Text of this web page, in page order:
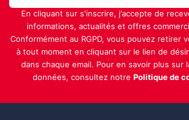
En cliquant sur s'inscrire, j’accepte de
informations, actualités et offres
Conformément au RGPD, vous pouvez retirer
à tout moment en cliquant sur le lien de
dans chaque email. Pour en savoir plus sur
données, consultez notre Politique de